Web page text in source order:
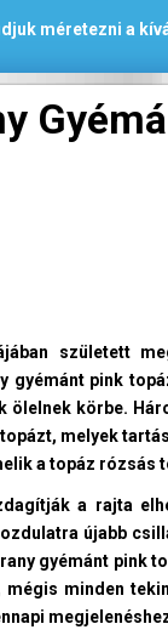
méretezni a
született
gyémánt pink
ölelnek körbe.
melyek
a topáz rózsás
a rajta
újabb
gyémánt pink
mégis minden